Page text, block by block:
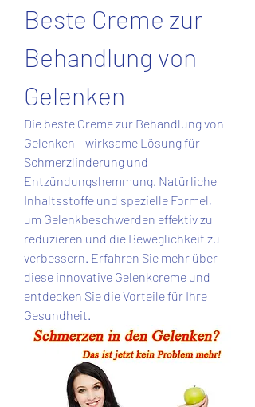
Beste Creme zur
Behandlung von
Gelenken
Die beste Creme zur Behandlung von
Gelenken – wirksame Lösung für
Schmerzlinderung und
Entzündungshemmung. Natürliche
Inhaltsstoffe und spezielle Formel,
um Gelenkbeschwerden effektiv zu
reduzieren und die Beweglichkeit zu
verbessern. Erfahren Sie mehr über
diese innovative Gelenkcreme und
entdecken Sie die Vorteile für Ihre
Gesundheit.